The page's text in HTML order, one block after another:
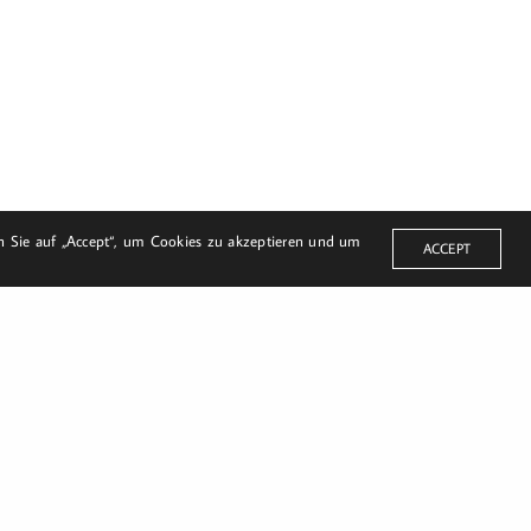
Sie auf „Accept“, um Cookies zu akzeptieren und um
ACCEPT